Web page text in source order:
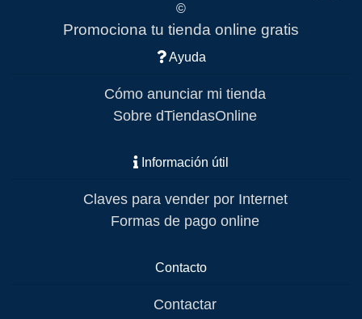
©
Promociona tu tienda online gratis
Ayuda
Cómo anunciar mi tienda
Sobre dTiendasOnline
Información útil
Claves para vender por Internet
Formas de pago online
Contacto
Contactar